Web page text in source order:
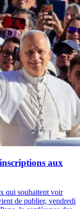
aux
qui souhaitent voir
de publier, vendredi